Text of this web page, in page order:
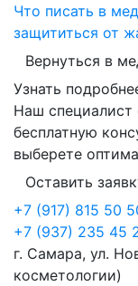
Что писать в
защититься от
Вернуться в
Узнать
Наш специалист
бесплатную
выберете
Оставить
+7 (917) 815 50
+7 (937) 235 45
г. Самара, ул.
косметологии)